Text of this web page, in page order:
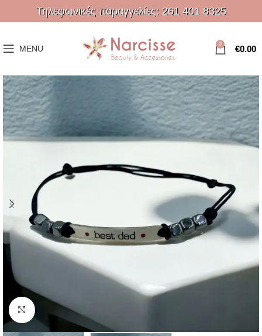
Τηλεφωνικές παραγγελίες: 261 401 8325
MENU 0 €0.00
Click to enlarge